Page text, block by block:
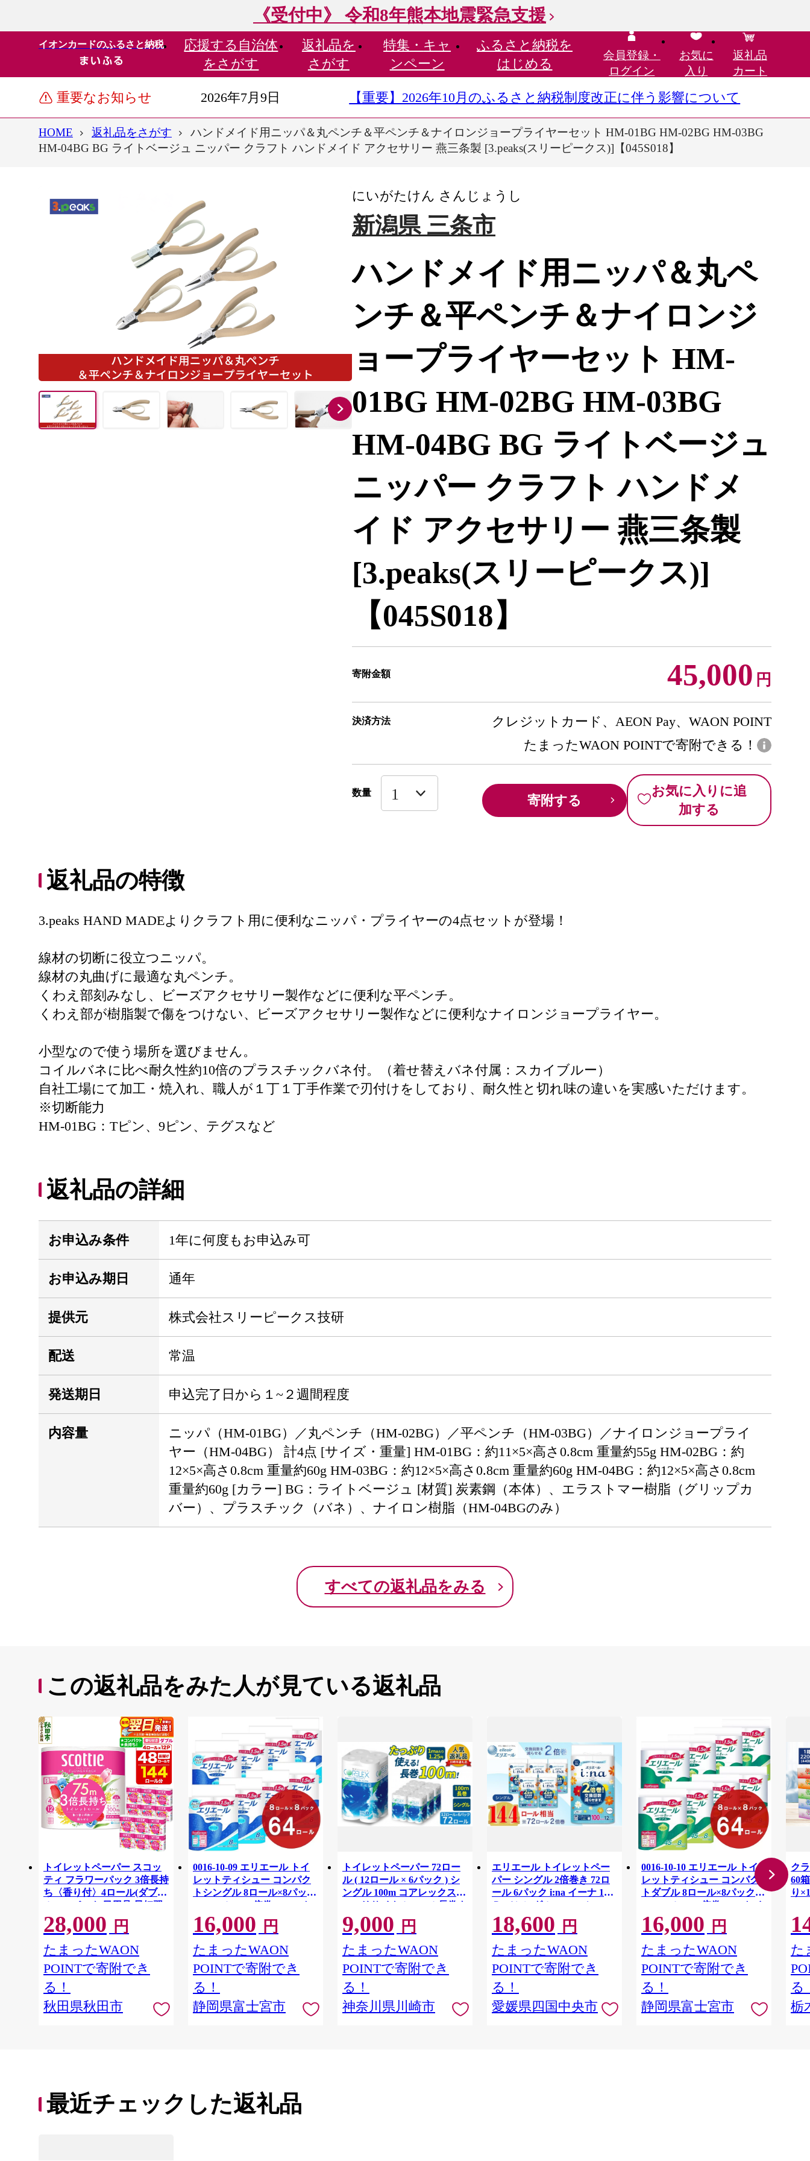
《受付中》 令和8年熊本地震緊急支援
イオンカードのふるさと納税 応援する 自治体
をさがす
返礼品を
さがす
特集・ キャ
ンペーン
ふるさと納税を
はじめる
会員登録・
ログイン
お気に
入り
返礼品
カート
重要なお知らせ 2026年7月9日 【重要】2026年10月のふるさと納税制度改正に伴う影響について
HOME 返礼品をさがす
ハンドメイド用ニッパ＆丸ペンチ＆平ペンチ＆ナイロンジョープライヤーセット HM-01BG HM-02BG HM-03BG
HM-04BG BG ライトベージュ ニッパー クラフト ハンドメイド アクセサリー 燕三条製 [3.peaks(スリーピークス)]【045S018】
にいがたけん さんじょうし
新潟県 三条市
ハンドメイド用ニッパ＆丸ペ
ンチ＆平ペンチ＆ナイロンジ
ョープライヤーセット HM-
01BG HM-02BG HM-03BG
HM-04BG BG ライトベージュ
ニッパー クラフト ハンドメ
イド アクセサリー 燕三条製
[3.peaks(スリーピークス)]
【045S018】
寄附金額 45,000 円
決済方法
クレジットカード、AEON Pay、WAON POINT
たまったWAON POINTで寄附できる！
数量 寄附する
お気に入りに追
加する
返礼品の特徴
3.peaks HAND MADEよりクラフト用に便利なニッパ・プライヤーの4点セットが登場！
線材の切断に役立つニッパ。
線材の丸曲げに最適な丸ペンチ。
くわえ部刻みなし、ビーズアクセサリー製作などに便利な平ペンチ。
くわえ部が樹脂製で傷をつけない、ビーズアクセサリー製作などに便利なナイロンジョープライヤー。
小型なので使う場所を選びません。
コイルバネに比べ耐久性約10倍のプラスチックバネ付。（着せ替えバネ付属：スカイブルー）
自社工場にて加工・焼入れ、職人が１丁１丁手作業で刃付けをしており、耐久性と切れ味の違いを実感いただけます。
※切断能力
HM-01BG：Tピン、9ピン、テグスなど
返礼品の詳細
お申込み条件 1年に何度もお申込み可
お申込み期日 通年
提供元 株式会社スリーピークス技研
配送 常温
発送期日 申込完了日から１~２週間程度
内容量
ニッパ（HM-01BG）／丸ペンチ（HM-02BG）／平ペンチ（HM-03BG）／ナイロンジョープライ
ヤー（HM-04BG） 計4点 [サイズ・重量] HM-01BG：約11×5×高さ0.8cm 重量約55g HM-02BG：約
12×5×高さ0.8cm 重量約60g HM-03BG：約12×5×高さ0.8cm 重量約60g HM-04BG：約12×5×高さ0.8cm
重量約60g [カラー] BG：ライトベージュ [材質] 炭素鋼（本体）、エラストマー樹脂（グリップカ
バー）、プラスチック（バネ）、ナイロン樹脂（HM-04BGのみ）
すべての返礼品をみる
この返礼品をみた人が見ている返礼品
トイレットペーパー スコッ
ティ フラワーパック 3倍長持
ち〈香り付〉4ロール(ダブ
ル)×12パック 日用品 最短翌
日発送 [スコッティ フラワー
パック トイレットペーパー
日本製紙クレシア] 秋田県秋
田市
28,000 円
たまったWAON
POINTで寄附でき
る！
秋田県秋田市
0016-10-09 エリエール トイ
レットティシュー コンパク
トシングル 8ロール×8パック
64ロール 1.5倍巻 82.5m ト
イレットペーパー シングル
パルプ100％ 香りつき 日用品
消耗品 備蓄
16,000 円
たまったWAON
POINTで寄附でき
る！
静岡県富士宮市
トイレットペーパー 72ロー
ル ( 12ロール × 6パック ) シ
ングル 100m コアレックス
FSCリサイクルロール長巻タ
イプ 再生紙 100％ 日用品 消
耗品 防災 備蓄 トイレットペ
ーパー トイレ 神奈川県 川崎
市 トイレットペーパー 新生
活 生活雑貨 生活用品 といれ
っとぺーぱー 長持ち 長巻き
まとめ 非常 便利 サステナブ
ル エコ トイレットペーパー
9,000 円
たまったWAON
POINTで寄附でき
る！
神奈川県川崎市
エリエール トイレットペー
パー シングル 2倍巻き 72ロ
ール 6パック i:na イーナ 12
Ｒ （シングル・100ｍ） × 6
パック 日用品 消耗品 新生活
備蓄 防災 愛媛県 四国中央市
18,600 円
たまったWAON
POINTで寄附でき
る！
愛媛県四国中央市
0016-10-10 エリエール トイ
レットティシュー コンパク
トダブル 8ロール×8パック
64ロール 1.5倍巻 45m トイ
レットペーパー ダブル パル
プ100％ 香りつき 日用品 消
耗品 備蓄
16,000 円
たまったWAON
POINTで寄附でき
る！
静岡県富士宮市
ク
60
り
た
る
栃
最近チェックした返礼品